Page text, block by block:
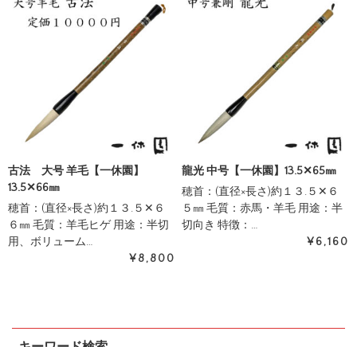
古法 大号 羊毛【一休園】
13.5✕66㎜
穂首：(直径×長さ)約１３.５✕６
６㎜ 毛質：羊毛ヒゲ 用途：半切
用、ボリューム…
¥8,800
龍光 中号【一休園】13.5✕65㎜
穂首：(直径×長さ)約１３.５✕６
５㎜ 毛質：赤馬・羊毛 用途：半
切向き 特徴：…
¥6,160